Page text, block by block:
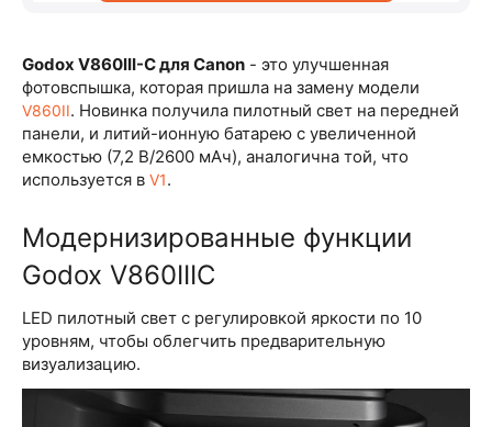
Godox V860III-C для Canon - это улучшенная
фотовспышка, которая пришла на замену модели
V860II. Новинка получила пилотный свет на передней
панели, и литий-ионную батарею с увеличенной
емкостью (7,2 В/2600 мАч), аналогична той, что
используется в V1.
Модернизированные функции
Godox V860IIIC
LED пилотный свет с регулировкой яркости по 10
уровням, чтобы облегчить предварительную
визуализацию.